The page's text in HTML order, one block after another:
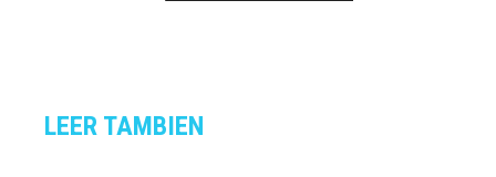
LEER TAMBIEN